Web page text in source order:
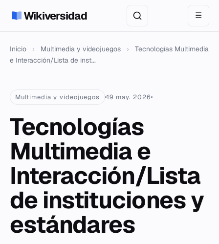
Wikiversidad ☰
Inicio › Multimedia y videojuegos ›
Tecnologías Multimedia
e Interacción/Lista de inst...
Multimedia y videojuegos 19 may. 2026
Tecnologías
Multimedia e
Interacción/Lista
de instituciones y
estándares